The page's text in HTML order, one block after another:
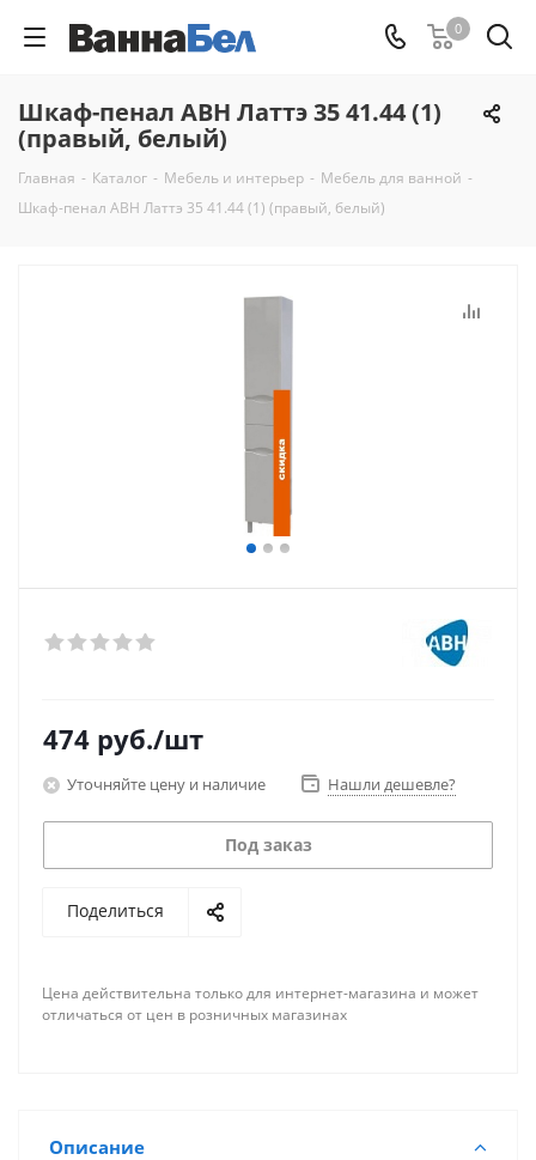
0
Шкаф-пенал АВН Латтэ 35 41.44 (1)
(правый, белый)
Главная - Каталог - Мебель и интерьер - Мебель для ванной -
Шкаф-пенал АВН Латтэ 35 41.44 (1) (правый, белый)
474 руб./шт
Уточняйте цену и наличие Нашли дешевле?
Под заказ
Поделиться
Цена действительна только для интернет-магазина и может
отличаться от цен в розничных магазинах
Описание